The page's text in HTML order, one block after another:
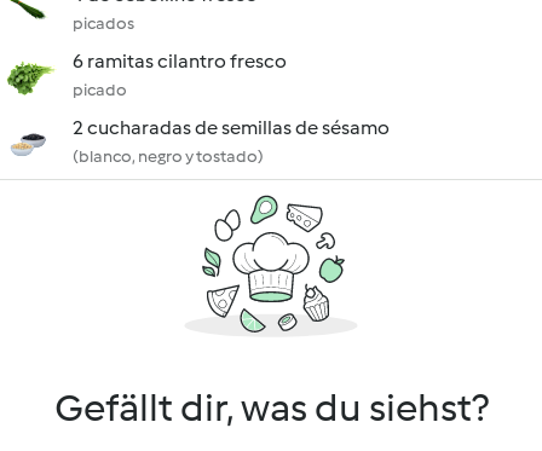
picados
6 ramitas cilantro fresco
picado
2 cucharadas de semillas de sésamo
(blanco, negro y tostado)
Gefällt dir, was du siehst?